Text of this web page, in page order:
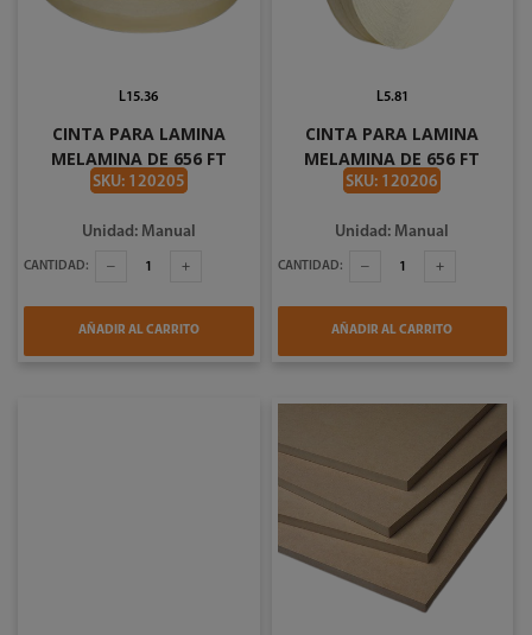
CINTA PARA LAMINA
MELAMINA DE 656 FT
COLOR ALMENDRA CREMA
SKU: 120205
L15.36
Unidad: Manual
CANTIDAD:
AÑADIR AL CARRITO
CINTA PARA LAMINA
MELAMINA DE 656 FT
COLOR NEGRO POR PIE
SKU: 120206
L5.81
Unidad: Manual
CANTIDAD:
AÑADIR AL CARRITO